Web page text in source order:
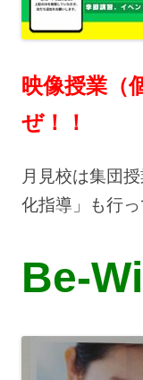
映像授業（
ぜ！！
月見校は集団
化指導」も行
Be-